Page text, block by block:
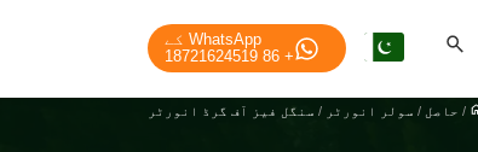
WhatsApp کے
+ 86 18721624519
/ حاصل / سولر انورٹر / سنگل فیز آف گرڈ انورٹر